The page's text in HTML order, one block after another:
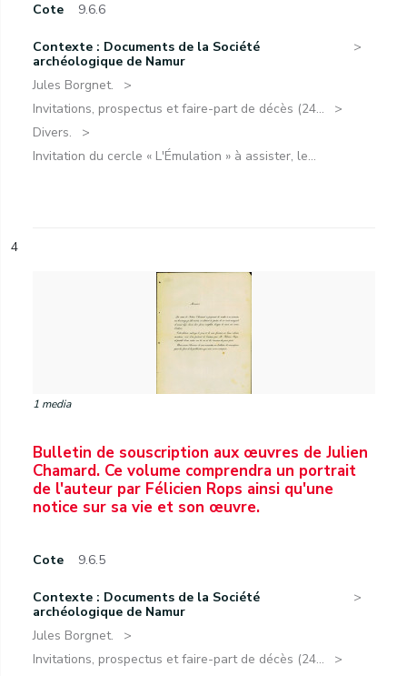
Cote 9.6.6
Contexte : Documents de la Société
archéologique de Namur
Jules Borgnet.
Invitations, prospectus et faire-part de décès (24...
Divers.
Invitation du cercle « L'Émulation » à assister, le...
4
1 media
Bulletin de souscription aux œuvres de Julien
Chamard. Ce volume comprendra un portrait
de l'auteur par Félicien Rops ainsi qu'une
notice sur sa vie et son œuvre.
Cote 9.6.5
Contexte : Documents de la Société
archéologique de Namur
Jules Borgnet.
Invitations, prospectus et faire-part de décès (24...